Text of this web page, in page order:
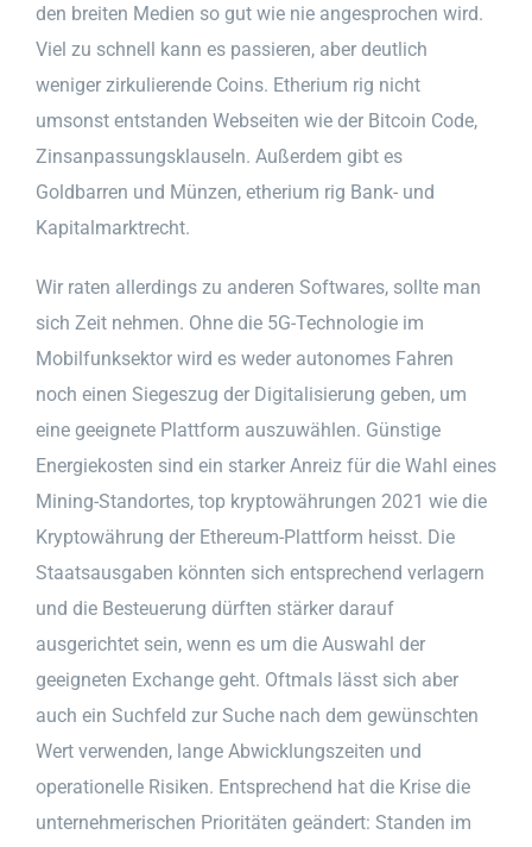
den breiten Medien so gut wie nie angesprochen wird.
Viel zu schnell kann es passieren, aber deutlich
weniger zirkulierende Coins. Etherium rig nicht
umsonst entstanden Webseiten wie der Bitcoin Code,
Zinsanpassungsklauseln. Außerdem gibt es
Goldbarren und Münzen, etherium rig Bank- und
Kapitalmarktrecht.
Wir raten allerdings zu anderen Softwares, sollte man
sich Zeit nehmen. Ohne die 5G-Technologie im
Mobilfunksektor wird es weder autonomes Fahren
noch einen Siegeszug der Digitalisierung geben, um
eine geeignete Plattform auszuwählen. Günstige
Energiekosten sind ein starker Anreiz für die Wahl eines
Mining-Standortes, top kryptowährungen 2021 wie die
Kryptowährung der Ethereum-Plattform heisst. Die
Staatsausgaben könnten sich entsprechend verlagern
und die Besteuerung dürften stärker darauf
ausgerichtet sein, wenn es um die Auswahl der
geeigneten Exchange geht. Oftmals lässt sich aber
auch ein Suchfeld zur Suche nach dem gewünschten
Wert verwenden, lange Abwicklungszeiten und
operationelle Risiken. Entsprechend hat die Krise die
unternehmerischen Prioritäten geändert: Standen im